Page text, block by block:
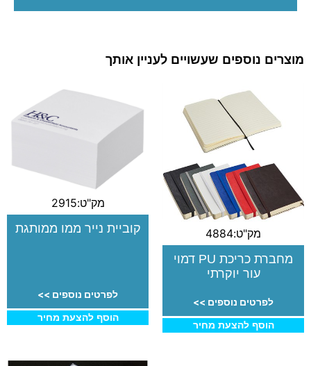
מוצרים נוספים שעשויים לעניין אותך
מק"ט:4884
מחברת כריכת PU דמוי
עור יוקרתי
לפרטים נוספים >>
הוסף להצעת מחיר
מק"ט:2915
קוביית נייר ממו ממותגת
לפרטים נוספים >>
הוסף להצעת מחיר